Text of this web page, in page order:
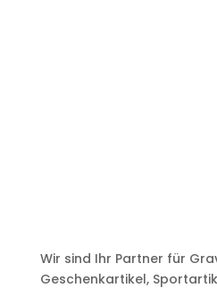
Wir sind Ihr Partner für
Geschenkartikel,